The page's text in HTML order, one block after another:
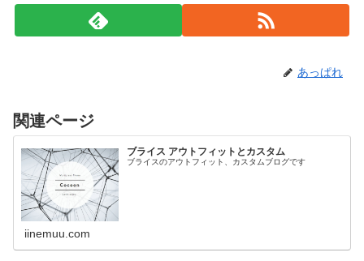
あっぱれ
関連ページ
ブライス アウトフィットとカスタム
ブライスのアウトフィット、カスタムブログです
iinemuu.com